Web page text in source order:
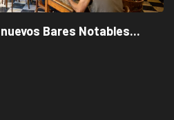
Bares Notables...